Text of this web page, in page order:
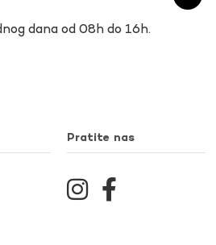
dana od 08h do 16h.
Pratite nas